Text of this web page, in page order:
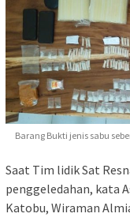
Barang Bukti jenis sabu
Saat Tim lidik Sat
penggeledahan, kata
Katobu, Wiraman